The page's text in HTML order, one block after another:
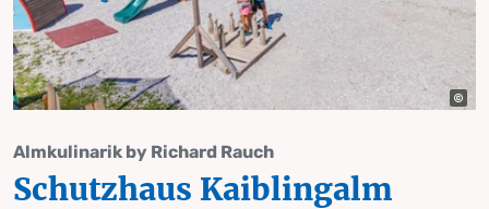
Almkulinarik by Richard Rauch
Schutzhaus Kaiblingalm